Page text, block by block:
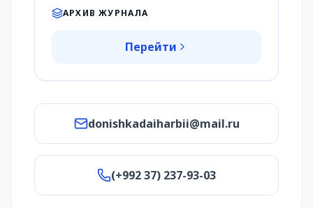
АРХИВ ЖУРНАЛА
Перейти
donishkadaiharbii@mail.ru
(+992 37) 237-93-03